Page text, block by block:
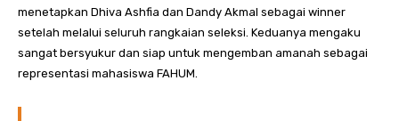
menetapkan Dhiva Ashfia dan Dandy Akmal sebagai winner
setelah melalui seluruh rangkaian seleksi. Keduanya mengaku
sangat bersyukur dan siap untuk mengemban amanah sebagai
representasi mahasiswa FAHUM.